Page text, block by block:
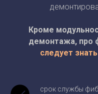
Кроме
демонтажа, про
следует
срок службы